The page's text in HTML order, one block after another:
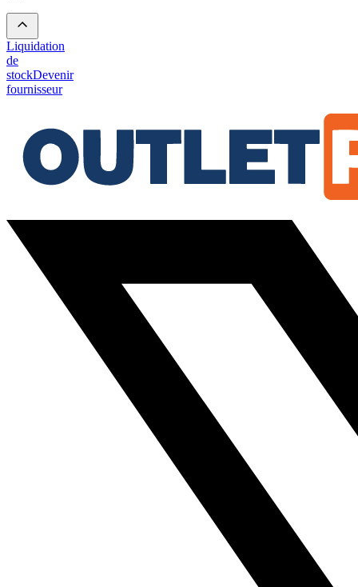
Liquidation
de
stockDevenir
fournisseur